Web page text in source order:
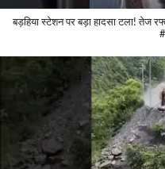
बड़हिया स्टेशन पर बड़ा हादसा टला! तेज